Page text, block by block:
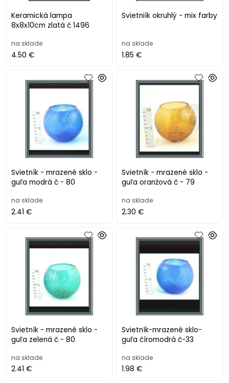
Keramická lampa
8x8x10cm zlatá č 1496
na sklade
4.50 €
Svietniík okruhlý - mix farby
na sklade
1.85 €
Svietník - mrazené sklo -
guľa modrá č - 80
na sklade
2.41 €
Svietník - mrazené sklo -
guľa oranžová č - 79
na sklade
2.30 €
Svietník - mrazené sklo -
guľa zelená č - 80
na sklade
2.41 €
Svietník-mrazené sklo-
guľa číromodrá č-33
na sklade
1.98 €